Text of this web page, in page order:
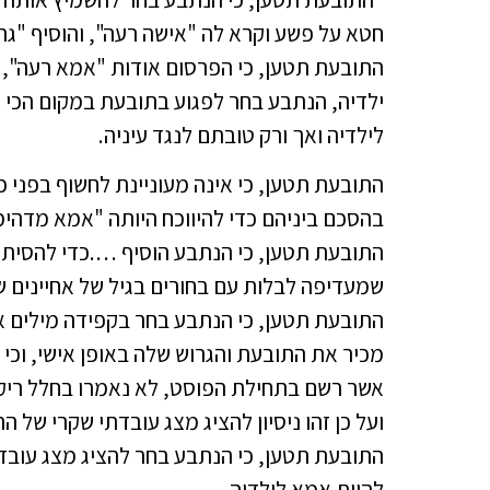
חטא על פשע וקרא לה "אישה רעה", והוסיף
התובעת תטען, כי הפרסום אודות "אמא רעה",
ילדיה, הנתבע בחר לפגוע בתובעת במקום
לילדיה ואך ורק טובתם לנגד עיניה.
התובעת תטען, כי אינה מעוניינת לחשוף
בהסכם ביניהם כדי להיווכח היותה "אמא
התובעת תטען, כי הנתבע הוסיף ….כדי
שמעדיפה לבלות עם בחורים בגיל של
התובעת תטען, כי הנתבע בחר בקפידה מילים
מכיר את התובעת והגרוש שלה באופן אישי,
אשר רשם בתחילת הפוסט, לא נאמרו בחלל
ועל כן זהו ניסיון להציג מצג עובדתי שקרי של
התובעת תטען, כי הנתבע בחר להציג מצג